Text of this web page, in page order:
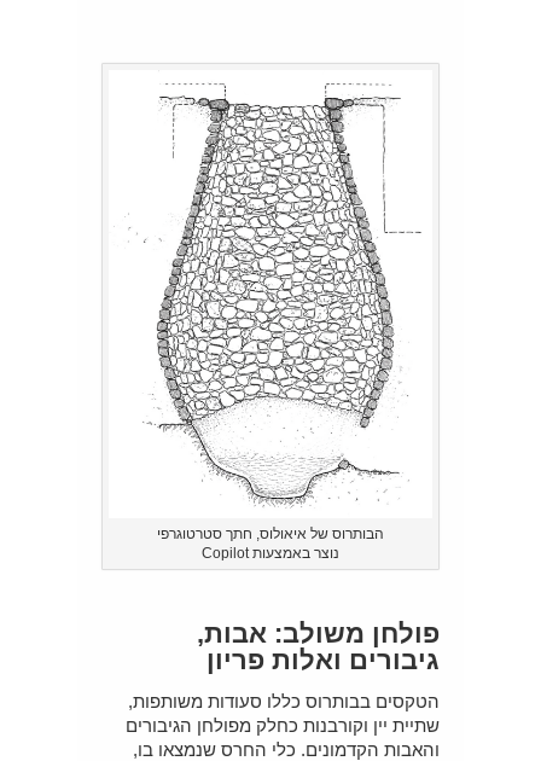
הבותרוס של איאולוס, חתך סטרטוגרפי
נוצר באמצעות Copilot
פולחן משולב: אבות,
גיבורים ואלות פריון
הטקסים בבותרוס כללו סעודות משותפות,
שתיית יין וקורבנות כחלק מפולחן הגיבורים
והאבות הקדמונים. כלי החרס שנמצאו בו,